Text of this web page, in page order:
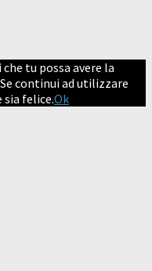
tu possa avere la
continui ad utilizzare
sia felice.Ok